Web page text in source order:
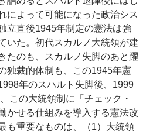
によって可能になった政治シス
立直後1945年制定の憲法は強
いた。初代スカルノ大統領が建
たのも、スカルノ失脚のあと躍
独裁的体制も、この1945年憲
年のスハルト失脚後、1999
この大統領制に「チェック・
かせる仕組みを導入する憲法改
も重要なものは、（1）大統領